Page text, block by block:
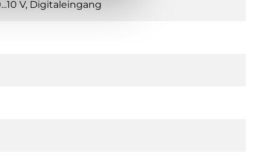
V, Digitaleingang